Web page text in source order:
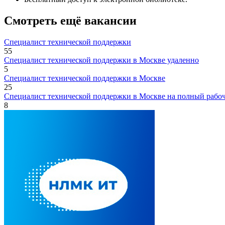
Смотреть ещё вакансии
Специалист технической поддержки
55
Специалист технической поддержки в Москве удаленно
5
Специалист технической поддержки в Москве
25
Специалист технической поддержки в Москве на полный
8